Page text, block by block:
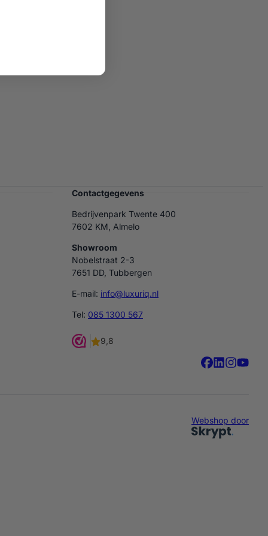
Contactgegevens
Bedrijvenpark Twente 400
7602 KM, Almelo
Showroom
Nobelstraat 2-3
7651 DD, Tubbergen
E-mail: info@luxuriq.nl
Tel: 085 1300 567
Webshop door